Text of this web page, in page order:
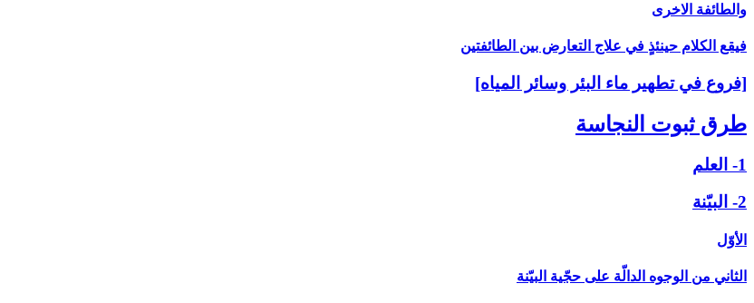
والطائفة الاخرى‏
فيقع الكلام حينئذٍ في علاج التعارض بين الطائفتين
[فروع في تطهير ماء البئر وسائر المياه‏]
طرق ثبوت النجاسة
1- العلم
2- البيّنة
الأوّل
الثاني من الوجوه الدالّة على حجّية البيّنة